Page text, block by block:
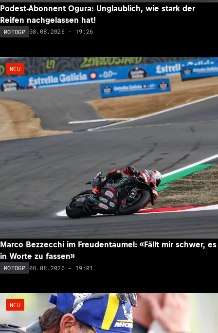
Podest-Abonnent Ogura: Unglaublich, wie stark der
Reifen nachgelassen hat!
MOTOGP 08.08.2026 - 19:26
NEU
Marco Bezzecchi im Freudentaumel: «Fällt mir schwer, es
in Worte zu fassen»
MOTOGP 08.08.2026 - 19:01
NEU